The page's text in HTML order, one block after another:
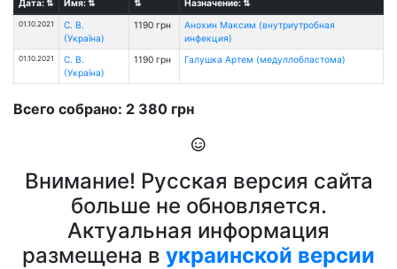
Дата:⇅ Имя:⇅
⇅
Назначение:⇅
01.10.2021
С. В.
(Україна)
1190 грн
Анохин Максим (внутриутробная
инфекция)
01.10.2021
С. В.
(Україна)
1190 грн Галушка Артем (медуллобластома)
Всего собрано: 2 380 грн
Внимание! Русская версия сайта
больше не обновляется.
Актуальная информация
размещена в украинской версии